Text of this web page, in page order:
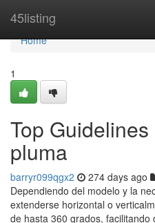
45listing
Home
Home
1
Top
pluma
barryr099qgx2 274 days ago
Dependiendo del modelo y la
extenderse horizontal o
de hasta 360 grados,